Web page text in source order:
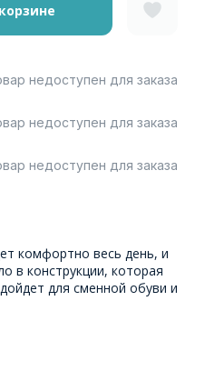
недоступен для заказа
недоступен для заказа
недоступен для заказа
комфортно весь день, и
в конструкции, которая
для сменной обуви и